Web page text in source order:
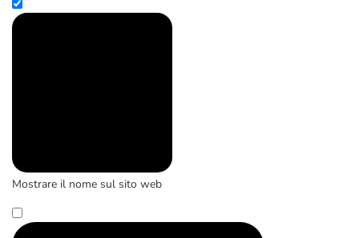
Mostrare il nome sul sito web